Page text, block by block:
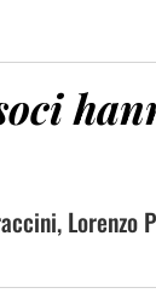
Lorenzo